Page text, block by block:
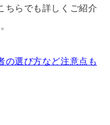
ちらでも詳しくご紹介
の選び方など注意点も